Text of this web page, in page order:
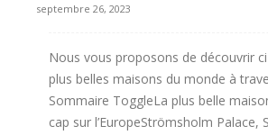
septembre 26, 2023
Nous vous proposons de découvrir
plus belles maisons du monde à
Sommaire ToggleLa plus belle
cap sur l’EuropeStrömsholm Palace,